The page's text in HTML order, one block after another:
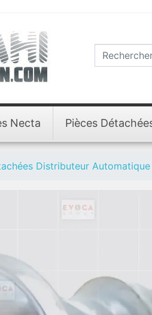
Necta Pièces
Distributeur Automatique